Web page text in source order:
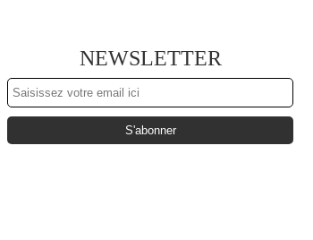
NEWSLETTER